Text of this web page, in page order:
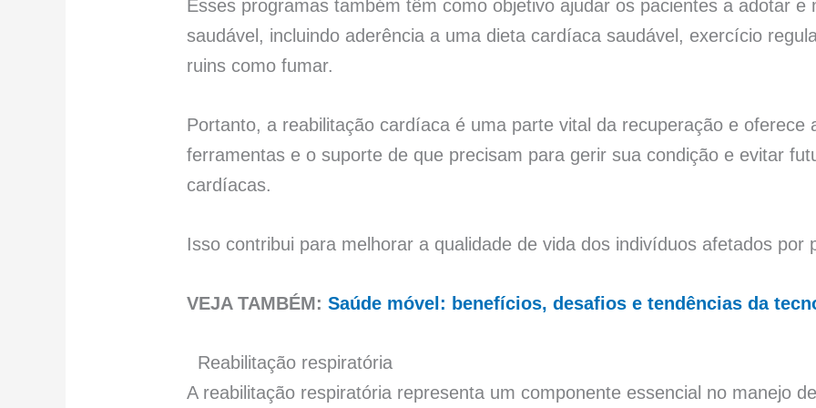
Esses programas também têm como objetivo ajudar os pacientes a adotar e
saudável, incluindo aderência a uma dieta cardíaca saudável, exercício
ruins como fumar.
Portanto, a reabilitação cardíaca é uma parte vital da recuperação e oferece
ferramentas e o suporte de que precisam para gerir sua condição e evitar
cardíacas.
Isso contribui para melhorar a qualidade de vida dos indivíduos afetados por
VEJA TAMBÉM:Saúde móvel: benefícios, desafios e tendências da
Reabilitação respiratória
A reabilitação respiratória representa um componente essencial no manejo